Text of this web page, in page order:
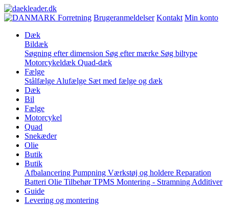
Forretning Brugeranmeldelser Kontakt Min konto
Dæk
Bildæk
Søgning efter dimension Søg efter mærke Søg biltype
Motorcykeldæk Quad-dæk
Fælge
Stålfælge Alufælge Sæt med fælge og dæk
Dæk
Bil
Fælge
Motorcykel
Quad
Snekæder
Olie
Butik
Butik
Afbalancering Pumpning Værkstøj og holdere Reparation
Batteri Olie TilbehørTPMS Montering - Stramning Additiver
Guide
Levering og montering